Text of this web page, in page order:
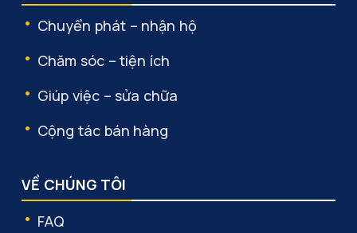
Chuyển phát – nhận hộ
Chăm sóc – tiện ích
Giúp việc – sửa chữa
Cộng tác bán hàng
VỀ CHÚNG TÔI
FAQ